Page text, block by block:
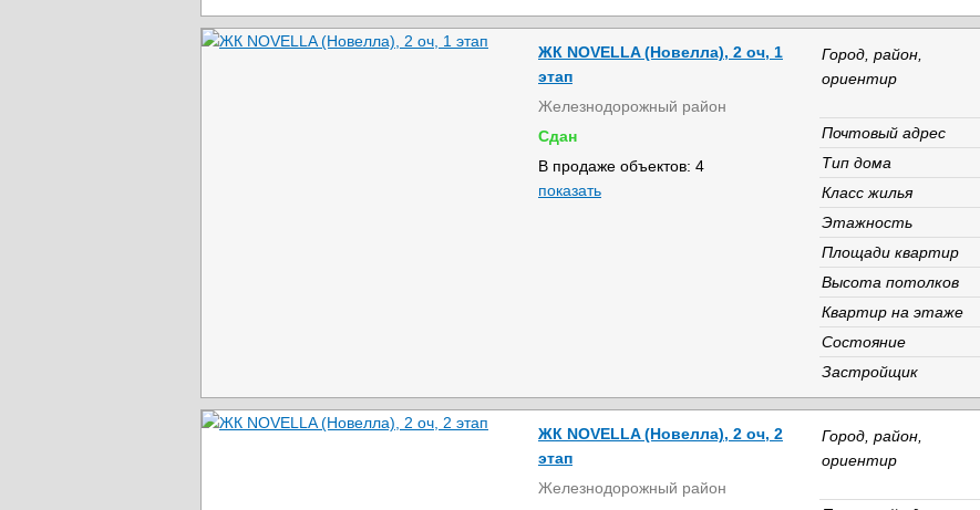
ЖК NOVELLA (Новелла), 2 оч, 1
этап
Железнодорожный район
Сдан
В продаже объектов: 4
показать
Город, район,
ориентир
Почтовый адрес
Тип дома
Класс жилья
Этажность
Площади квартир
Высота потолков
Квартир на этаже
Состояние
Застройщик
ЖК NOVELLA (Новелла), 2 оч, 2
этап
Железнодорожный район
Город, район,
ориентир